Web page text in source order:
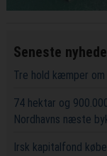
Seneste
Tre hold kæmper om
74 hektar og
Nordhavns næste
Irsk kapitalfond